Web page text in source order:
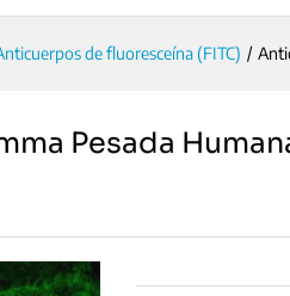
de fluoresceína (FITC) /
Pesada